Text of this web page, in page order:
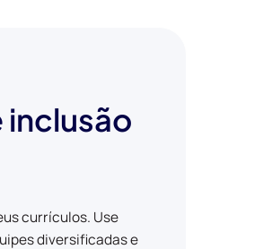
inclusão
currículos. Use
diversificadas e